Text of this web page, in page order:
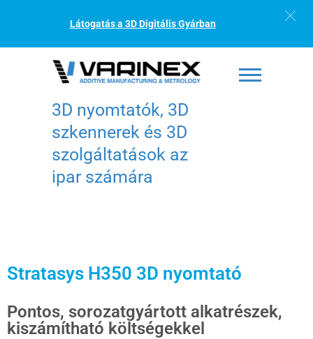
Látogatás a 3D Digitális Gyárban
3D nyomtatók, 3D
szkennerek és 3D
szolgáltatások az
ipar számára
Stratasys H350 3D nyomtató
Pontos, sorozatgyártott alkatrészek,
kiszámítható költségekkel